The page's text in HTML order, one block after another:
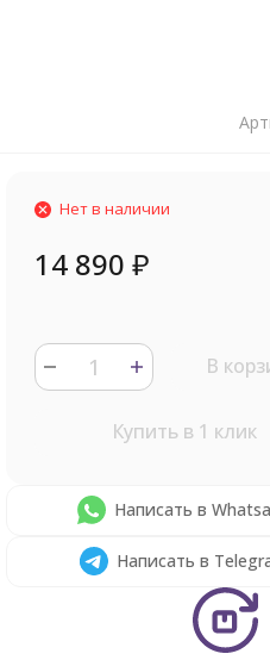
Нет в наличии
14 890 ₽
В
Купить в 1 клик
Написать в
Написать в